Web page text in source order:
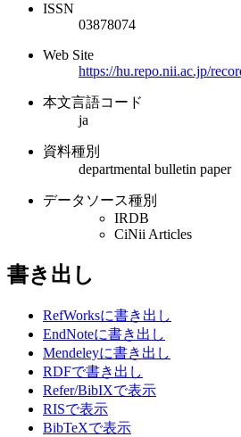
ISSN
03878074
Web Site
https://hu.repo.nii.ac.jp/
本文言語コード
ja
資料種別
departmental bulletin paper
データソース種別
IRDB
CiNii Articles
書き出し
RefWorksに書き出し
EndNoteに書き出し
Mendeleyに書き出し
RDFで書き出し
Refer/BibIXで表示
RISで表示
BibTeXで表示